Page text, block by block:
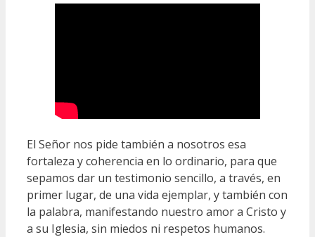
El Señor nos pide también a nosotros esa
fortaleza y coherencia en lo ordinario, para que
sepamos dar un testimonio sencillo, a través, en
primer lugar, de una vida ejemplar, y también con
la palabra, manifestando nuestro amor a Cristo y
a su Iglesia, sin miedos ni respetos humanos.